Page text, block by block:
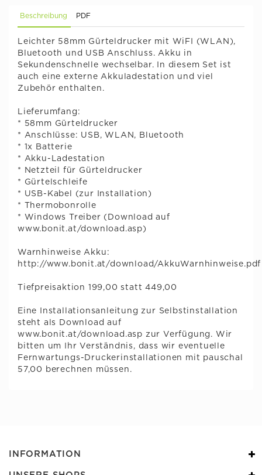
Beschreibung PDF
Leichter 58mm Gürteldrucker mit WiFI (WLAN),
Bluetooth und USB Anschluss. Akku in
Sekundenschnelle wechselbar. In diesem Set ist
auch eine externe Akkuladestation und viel
Zubehör enthalten.
Lieferumfang:
* 58mm Gürteldrucker
* Anschlüsse: USB, WLAN, Bluetooth
* 1x Batterie
* Akku-Ladestation
* Netzteil für Gürteldrucker
* Gürtelschleife
* USB-Kabel (zur Installation)
* Thermobonrolle
* Windows Treiber (Download auf
www.bonit.at/download.asp)
Warnhinweise Akku:
http://www.bonit.at/download/AkkuWarnhinweise.pdf
Tiefpreisaktion 199,00 statt 449,00
Eine Installationsanleitung zur Selbstinstallation
steht als Download auf
www.bonit.at/download.asp zur Verfügung. Wir
bitten um Ihr Verständnis, dass wir eventuelle
Fernwartungs-Druckerinstallationen mit pauschal
57,00 berechnen müssen.
INFORMATION